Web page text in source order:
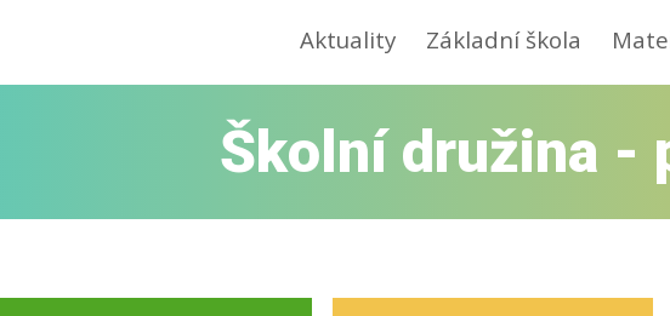
Aktuality Základní škola
Školní družina -